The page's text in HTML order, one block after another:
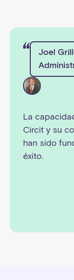
Joel
La
Circit y su
han sido
éxito.